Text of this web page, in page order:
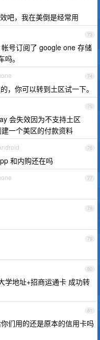
吧，我在美倒是经常用
73
号订阅了 google one 存储
。
74
，你可以转到土区试一下。
75
会失效因为不支持土区
一个美区的付款资料
76
和内购还在吗
77
78
79
80
学地址+招商运通卡 成功转
81
们用的还是原本的信用卡吗